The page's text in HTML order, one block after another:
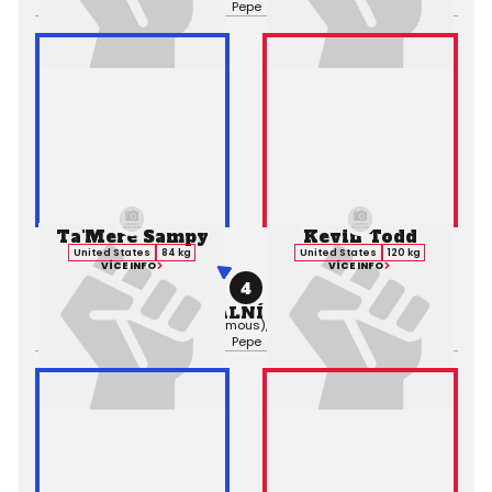
Pepe
Ta'Mere Sampy
United States
84 kg
VÍCE INFO
4
PROFESIONÁLNÍ ZÁPAS MMA
Výsledek:Decision (Unanimous), 5. kolo 3:00,Rozhodčí:Joe
Pepe
Kevin Todd
United States
120 kg
VÍCE INFO